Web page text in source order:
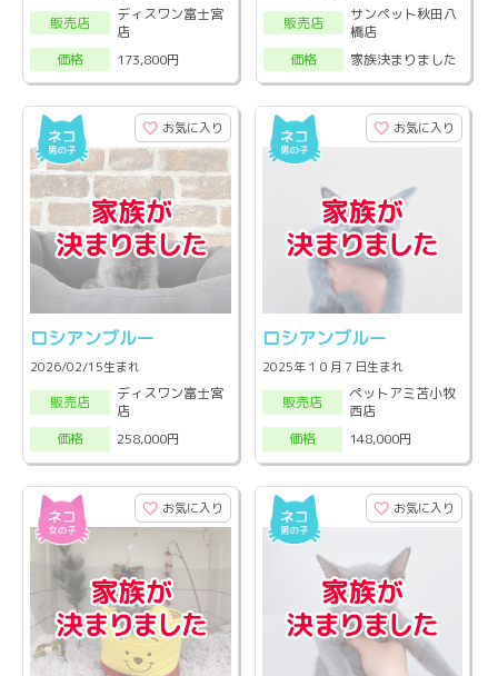
販売店
ディスワン富士宮
店
価格
173,800円
販売店
サンペット秋田八
橋店
価格
家族決まりました
お気に入り
ロシアンブルー
2026/02/15生まれ
販売店
ディスワン富士宮
店
価格
258,000円
お気に入り
ロシアンブルー
2025年１０月７日生まれ
販売店
ペットアミ苫小牧
西店
価格
148,000円
お気に入り お気に入り